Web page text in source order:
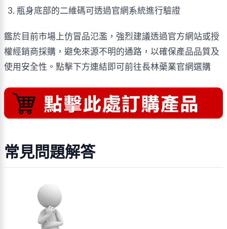
瓶身底部的二維碼可透過官網系統進行驗證
鑑於目前市場上仿冒品氾濫，強烈建議透過官方網站或授
權經銷商採購，避免來源不明的通路，以確保產品品質及
使用安全性。點擊下方連結即可前往長林藥業官網選購
常見問題解答